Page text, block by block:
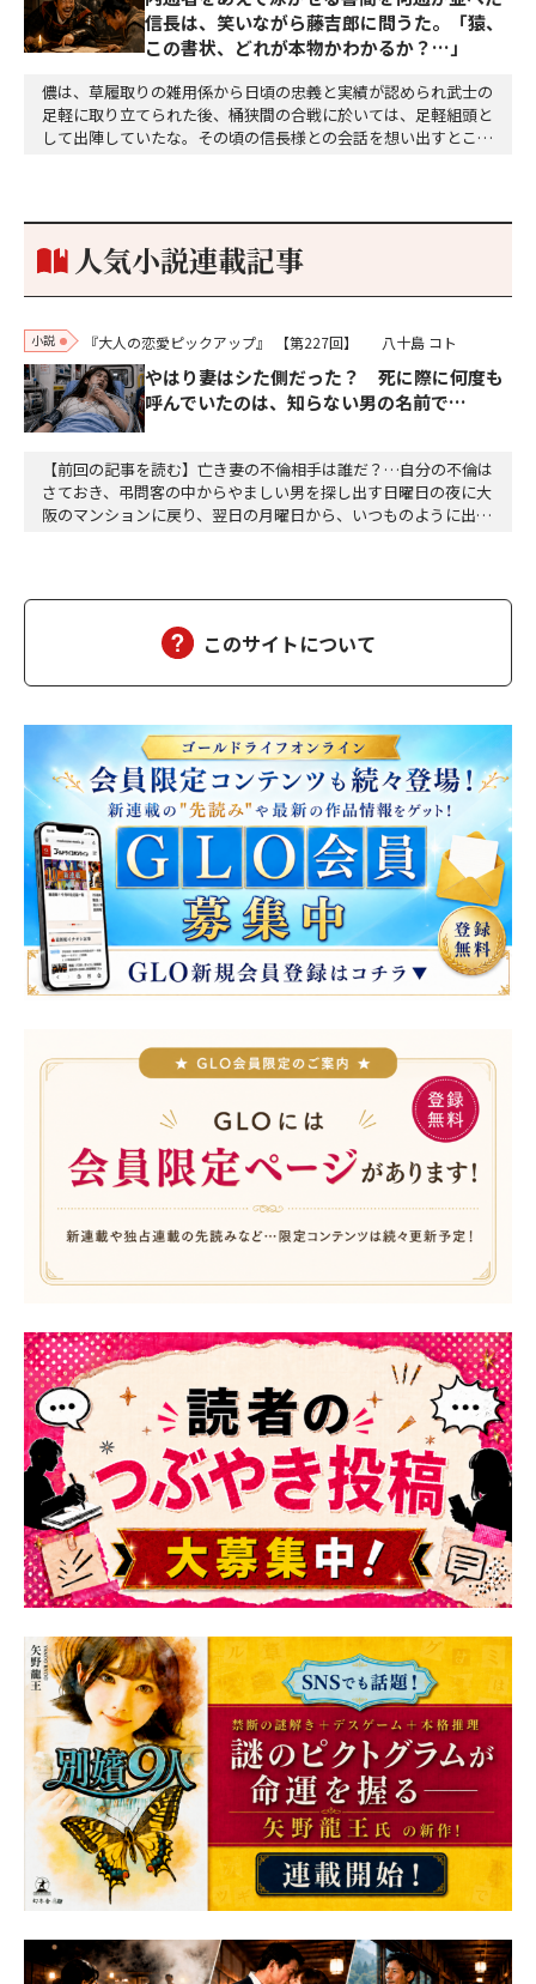
信長は、笑いながら藤吉郎に問うた。「猿、
この書状、どれが本物かわかるか？…」
儂は、草履取りの雑用係から日頃の忠義と実績が認められ武士の
足軽に取り立てられた後、桶狭間の合戦に於いては、足軽組頭と
して出陣していたな。その頃の信長様との会話を想い出すとこん
り。どうして勝てたのか、未だにわかりません。…
人気小説連載記事
小説 『大人の恋愛ピックアップ』 【第227回】 八十島 コト
やはり妻はシた側だった？ 死に際に何度も
呼んでいたのは、知らない男の名前で…
【前回の記事を読む】亡き妻の不倫相手は誰だ？…自分の不倫は
さておき、弔問客の中からやましい男を探し出す日曜日の夜に大
阪のマンションに戻り、翌日の月曜日から、いつものように出勤
ばれたのだろうか……ついつい達郎は、智子が運ばれる…
このサイトについて